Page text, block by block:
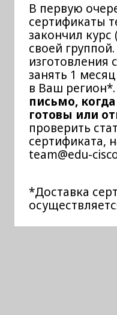
В первую
сертификаты
закончил курс
своей
изготовления
занять 1
в Ваш регион*.
письмо,
готовы или
проверить
сертификата,
team@edu-
*Доставка